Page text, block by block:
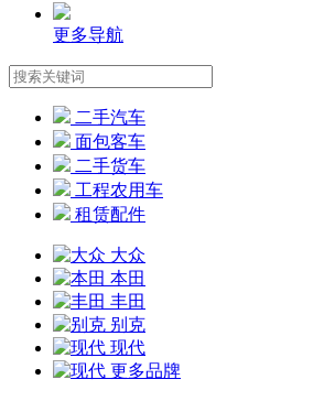
更多导航
二手汽车
面包客车
二手货车
工程农用车
租赁配件
大众
本田
丰田
别克
现代
更多品牌